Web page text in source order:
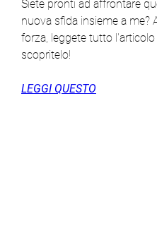
Siete pronti ad affrontare
nuova sfida insieme a me?
forza, leggete tutto l'articolo
scopritelo!
LEGGI QUESTO